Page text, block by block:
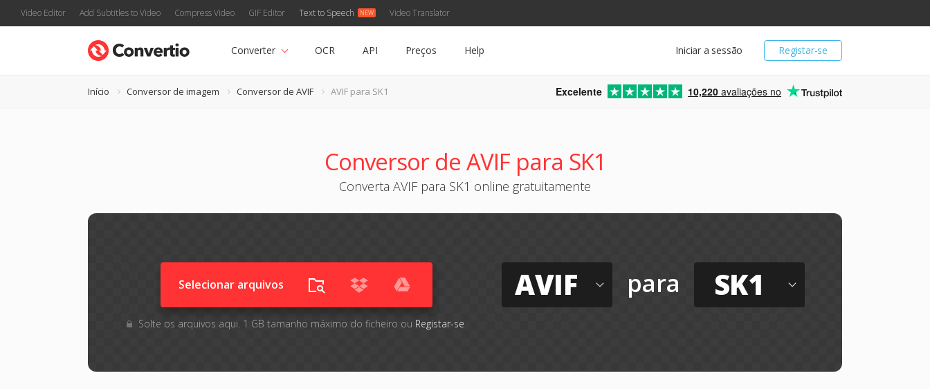
Video Editor Add Subtitles to Video Compress Video GIF Editor Text to Speech Video Translator
Registar-se
Iniciar a sessão
Converter OCR API Preços Help
Início Conversor de imagem Conversor de AVIF AVIF para SK1 Excelente 10,220 avaliações no
Conversor de AVIF para SK1
Converta AVIF para SK1 online gratuitamente
Selecionar arquivos
Solte os arquivos aqui. 1 GB tamanho máximo do ficheiro ou Registar-se
AVIF para SK1